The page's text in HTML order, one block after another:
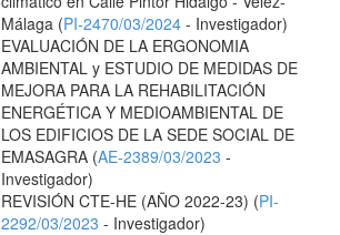
Málaga (PI-2470/03/2024- Investigador)
EVALUACIÓN DE LA ERGONOMIA
AMBIENTAL y ESTUDIO DE MEDIDAS DE
MEJORA PARA LA REHABILITACIÓN
ENERGÉTICA Y MEDIOAMBIENTAL DE
LOS EDIFICIOS DE LA SEDE SOCIAL DE
EMASAGRA (AE-2389/03/2023 -
Investigador)
REVISIÓN CTE-HE (AÑO 2022-23) (PI-
2292/03/2023 - Investigador)